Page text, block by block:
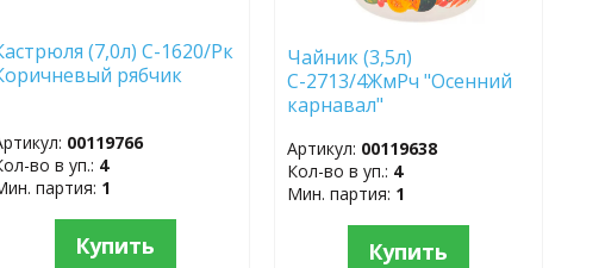
(7,0л) С-1620/Рк
рябчик
00119766
во в уп.: 4
партия: 1
Купить
Чайник (3,5л)
С-2713/4ЖмРч "Осенний
карнавал"
Артикул: 00119638
Кол-во в уп.: 4
Мин. партия: 1
Купить